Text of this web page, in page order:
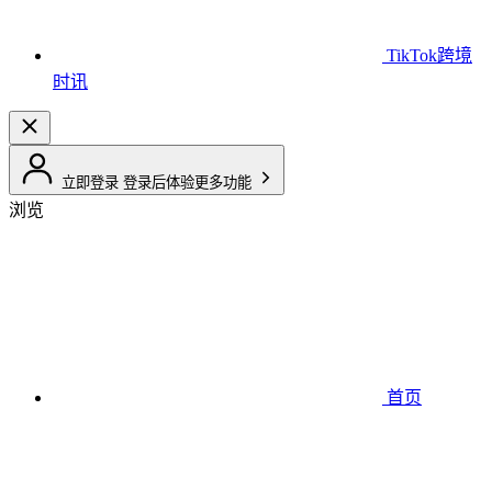
TikTok跨境
时讯
立即登录 登录后体验更多功能
浏览
首页